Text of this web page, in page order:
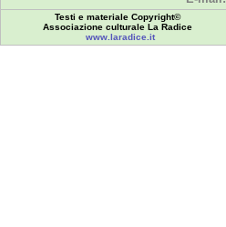
Testi e materiale Copyright©
Associazione culturale La Radice
www.laradice.it